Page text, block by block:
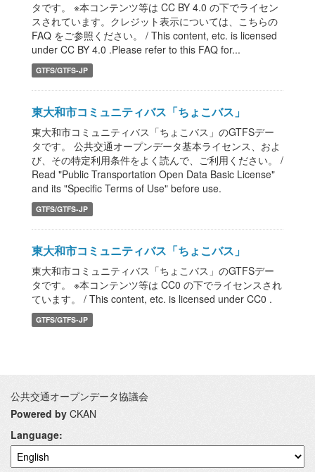
タです。 ※本コンテンツ等は CC BY 4.0 の下でライセン
スされています。クレジット表示については、こちらの
FAQ をご参照ください。 / This content, etc. is licensed
under CC BY 4.0 .Please refer to this FAQ for...
GTFS/GTFS-JP
東大和市コミュニティバス「ちょこバス」
東大和市コミュニティバス「ちょこバス」のGTFSデー
タです。 公共交通オープンデータ基本ライセンス、およ
び、その特定利用条件をよく読んで、ご利用ください。 /
Read "Public Transportation Open Data Basic License"
and its "Specific Terms of Use" before use.
GTFS/GTFS-JP
東大和市コミュニティバス「ちょこバス」
東大和市コミュニティバス「ちょこバス」のGTFSデー
タです。 ※本コンテンツ等は CC0 の下でライセンスされ
ています。 / This content, etc. is licensed under CC0 .
GTFS/GTFS-JP
公共交通オープンデータ協議会
Powered by CKAN
Language